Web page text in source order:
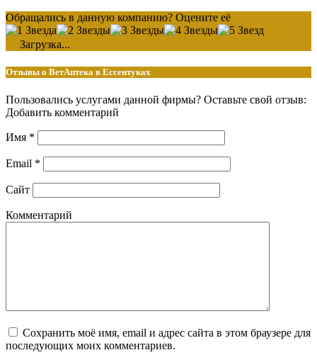
Обращались в данную компанию? Оцените её
Загрузка...
Отзывы о ВетАптека в Ессентуках
Пользовались услугами данной фирмы? Оставьте свой отзыв:
Добавить комментарий
Имя *
Email *
Сайт
Комментарий
Сохранить моё имя, email и адрес сайта в этом браузере для
последующих моих комментариев.